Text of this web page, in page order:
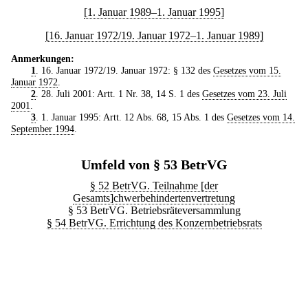
[1. Januar 1989–1. Januar 1995]
[16. Januar 1972/19. Januar 1972–1. Januar 1989]
Anmerkungen:
1. 16. Januar 1972/19. Januar 1972: § 132 des Gesetzes vom 15.
Januar 1972.
2. 28. Juli 2001: Artt. 1 Nr. 38, 14 S. 1 des Gesetzes vom 23. Juli
2001.
3. 1. Januar 1995: Artt. 12 Abs. 68, 15 Abs. 1 des Gesetzes vom 14.
September 1994.
Umfeld von § 53 BetrVG
§ 52 BetrVG. Teilnahme [der
Gesamts]chwerbehindertenvertretung
§ 53 BetrVG. Betriebsräteversammlung
§ 54 BetrVG. Errichtung des Konzernbetriebsrats